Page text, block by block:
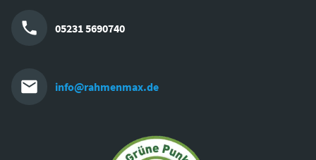
05231 5690740
info@rahmenmax.de